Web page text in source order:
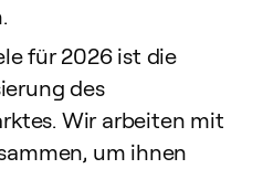
für 2026 ist die
des
Wir arbeiten mit
um ihnen